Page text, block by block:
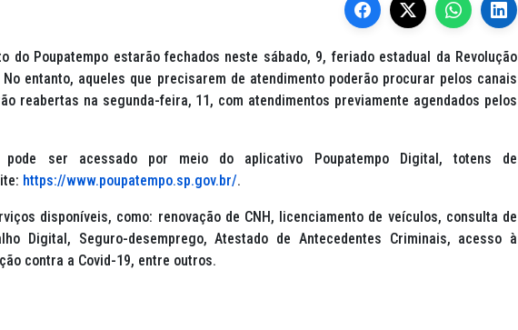
do Poupatempo estarão fechados neste sábado, 9, feriado estadual da Revolução
entanto, aqueles que precisarem de atendimento poderão procurar pelos canais
reabertas na segunda-feira, 11, com atendimentos previamente agendados pelos
pode ser acessado por meio do aplicativo Poupatempo Digital, totens de
https://www.poupatempo.sp.gov.br/.
disponíveis, como: renovação de CNH, licenciamento de veículos, consulta de
Digital, Seguro-desemprego, Atestado de Antecedentes Criminais, acesso à
contra a Covid-19, entre outros.